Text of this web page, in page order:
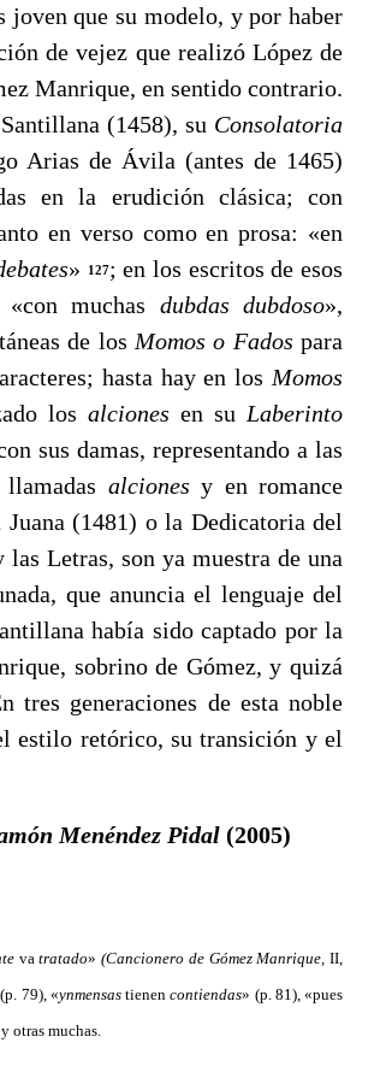
joven que su modelo, y por haber
de vejez que realizó López de
Manrique, en sen­tido contrario.
(1458), su Consolatoria
Arias de Ávila (antes de 1465)
en la erudición clásica; con
en verso como en prosa: «en
» 127; en los escritos de esos
«con muchas dubdas dubdoso»,
de los Momos o Fadospara
hasta hay en los Momos
los alcio­nes en su Laberinto
sus damas, representando a las
alcio­nesy en romance
Juana (1481) o la Dedicatoria del
Letras, son ya muestra de una
que anuncia el lenguaje del
había sido captado por la
sobrino de Gómez, y quizá
tres genera­ciones de esta noble
estilo retórico, su transición y el
Menéndez Pidal (2005)
vatratado» (Cancionero de Gómez Manrique,II,
(p. 79), «ynmensas tienencontiendas» (p. 81), «pues
otras muchas.